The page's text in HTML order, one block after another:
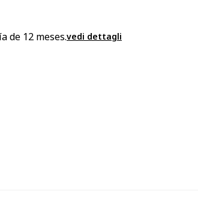
de 12 meses.vedi dettagli